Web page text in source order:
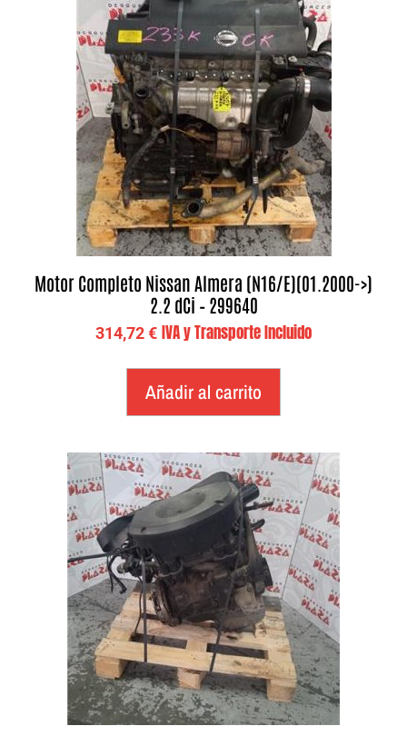
Motor Completo Nissan Almera (N16/E)(01.2000->)
2.2 dCi – 299640
314,72€ IVA y Transporte Incluido
Añadir al carrito